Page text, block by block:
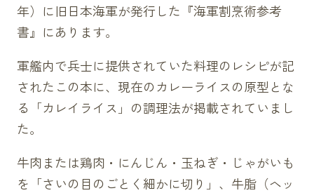
年）に旧日本海軍が発行した『海軍割烹術参考
書』にあります。
軍艦内で兵士に提供されていた料理のレシピが記
されたこの本に、現在のカレーライスの原型とな
る「カレイライス」の調理法が掲載されていまし
た。
牛肉または鶏肉・にんじん・玉ねぎ・じゃがいも
を「さいの目のごとく細かに切り」、牛脂（ヘッ